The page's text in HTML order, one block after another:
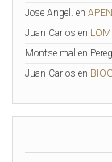
Jose Angel. en
Juan Carlos en
Montse mallen
Juan Carlos en